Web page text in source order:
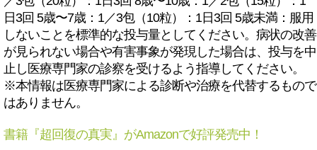
日3回 5歳〜7歳：1／3包（10粒）：1日3回 5歳未満：服用
しないことを標準的な投与量としてください。病状の改善
が見られない場合や有害事象が発現した場合は、投与を中
止し医療専門家の診察を受けるよう指導してください。
※本情報は医療専門家による診断や治療を代替するもので
はありません。
書籍『超回復の真実』がAmazonで好評発売中！